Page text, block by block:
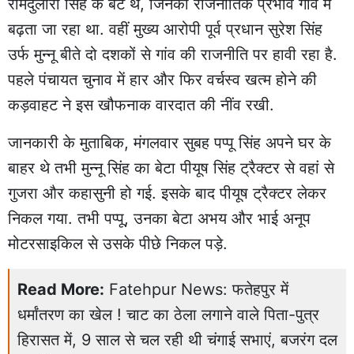
बढ़ता जा रहा था. वहीं मुख्य आरोपी पूर्व प्रधान सुरेश सिंह
उर्फ मुन्नू बीते दो दशकों से गांव की राजनीति पर हावी रहा है.
पहले पंचायत चुनाव में हार और फिर वर्चस्व खत्म होने की
कड़वाहट ने इस खौफनाक वारदात की नींव रखी.
जानकारी के मुताबिक, मंगलवार सुबह पप्पू सिंह अपने घर के
बाहर थे तभी मुन्नू सिंह का बेटा पीयूष सिंह ट्रैक्टर से वहां से
गुजरा और कहासुनी हो गई. इसके बाद पीयूष ट्रैक्टर लेकर
निकल गया. तभी पप्पू, उनका बेटा अभय और भाई अनूप
मोटरसाइकिल से उसके पीछे निकल पड़े.
Read More: Fatehpur News: फतेहपुर में
धर्मांतरण का खेल ! चाट का ठेला लगाने वाले पिता-पुत्र
हिरासत में, 9 साल से चल रही थी चंगाई सभाएं, बजरंग दल